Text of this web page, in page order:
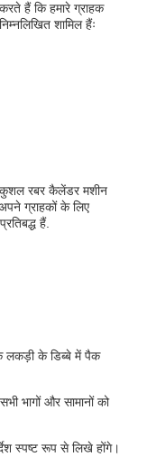
हैं कि हमारे ग्राहक
शामिल हैंः
कुशल रबर कैलेंडर मशीन
ग्राहकों के लिए
हैं.
लकड़ी के डिब्बे में पैक
भागों और सामानों को
स्पष्ट रूप से लिखे होंगे।